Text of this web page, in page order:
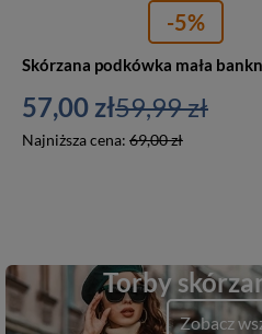
-5%
57,00 zł
Najniższa cena: 69,00 zł
59,99 zł
Torby
Zobacz